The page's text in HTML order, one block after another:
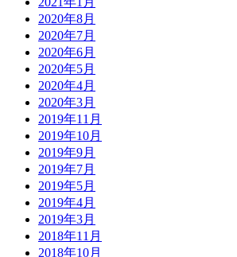
2020年8月
2020年7月
2020年6月
2020年5月
2020年4月
2020年3月
2019年11月
2019年10月
2019年9月
2019年7月
2019年5月
2019年4月
2019年3月
2018年11月
2018年10月